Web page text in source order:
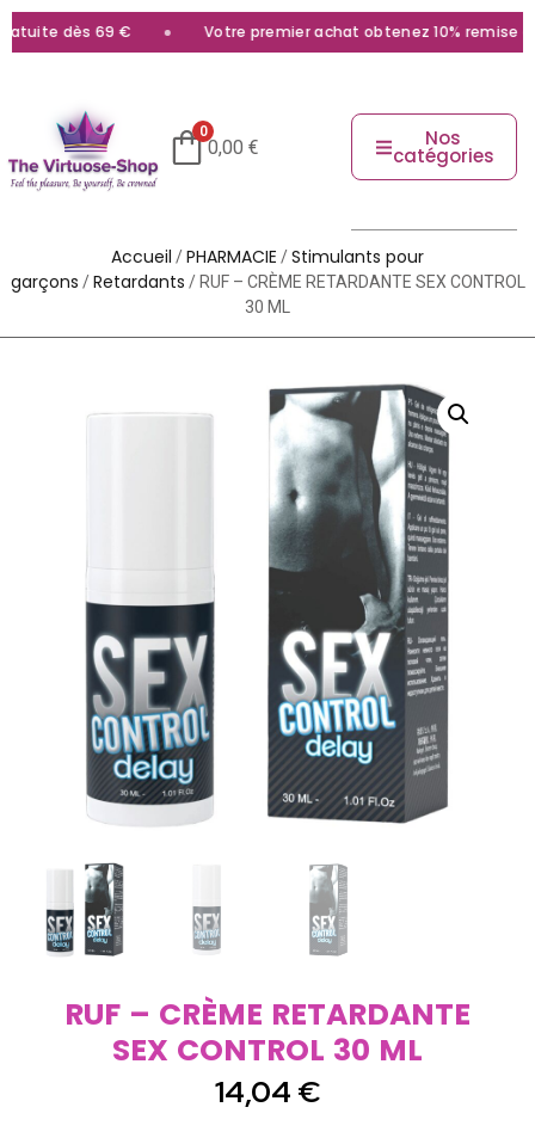
dès 69 € Votre premier achat obtenez 10% remise
0
0,00 € Nos
catégories
Accueil /PHARMACIE /Stimulants pour
garçons /Retardants / RUF – CRÈME RETARDANTE SEX CONTROL
30 ML
RUF – CRÈME RETARDANTE
SEX CONTROL 30 ML
14,04 €